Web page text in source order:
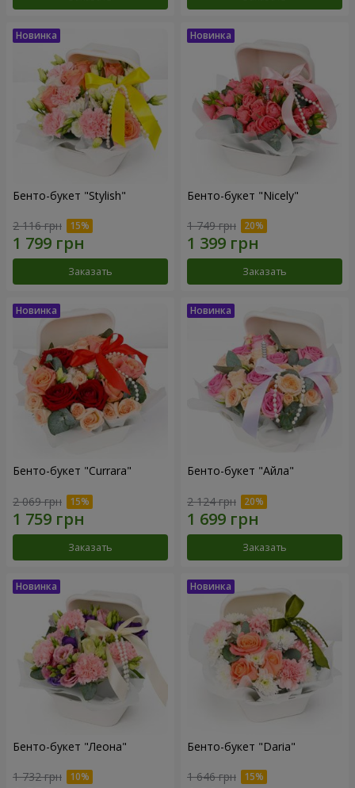
Бенто-букет "Stylish"
2 116 грн
Заказать
Бенто-букет "Nicely"
1 749 грн
Заказать
Бенто-букет "Currara"
2 069 грн
Заказать
Бенто-букет "Айла"
2 124 грн
Заказать
Бенто-букет "Леона"
1 732 грн
Бенто-букет "Daria"
1 646 грн